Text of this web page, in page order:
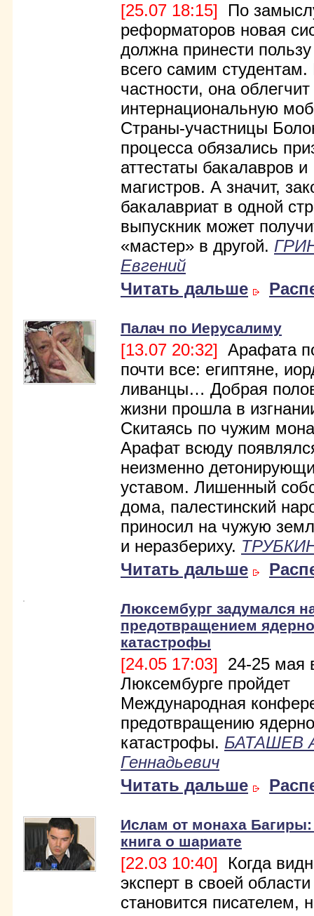
[25.07 18:15] По
реформаторов новая
должна принести
всего самим студентам.
частности, она облегчит
интернациональную
Страны-участницы
процесса обязались
аттестаты бакалавров и
магистров. А значит,
бакалавриат в одной
выпускник может
«мастер» в другой.
Евгений
Читать дальше
Палач по Иерусалиму
[13.07 20:32] Арафата
почти все: египтяне,
ливанцы… Добрая
жизни прошла в
Скитаясь по чужим
Арафат всюду
неизменно
уставом. Лишенный
дома, палестинский
приносил на чужую
и неразбериху.
Читать дальше
Люксембург задумался
предотвращением
катастрофы
[24.05 17:03] 24-25 мая
Люксембурге пройдет
Международная
предотвращению
катастрофы. БАТАШЕВ
Геннадьевич
Читать дальше
Ислам от монаха
книга о шариате
[22.03 10:40] Когда
эксперт в своей области
становится писателем,